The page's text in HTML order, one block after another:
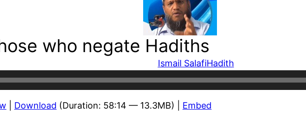
who negate Hadiths
Ismail SalafiHadith
Download (Duration: 58:14 — 13.3MB) | Embed